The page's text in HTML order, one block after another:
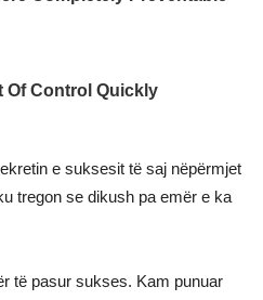
e suksesit të saj nëpërmjet
tregon se dikush pa emër e ka
të pasur sukses. Kam punuar